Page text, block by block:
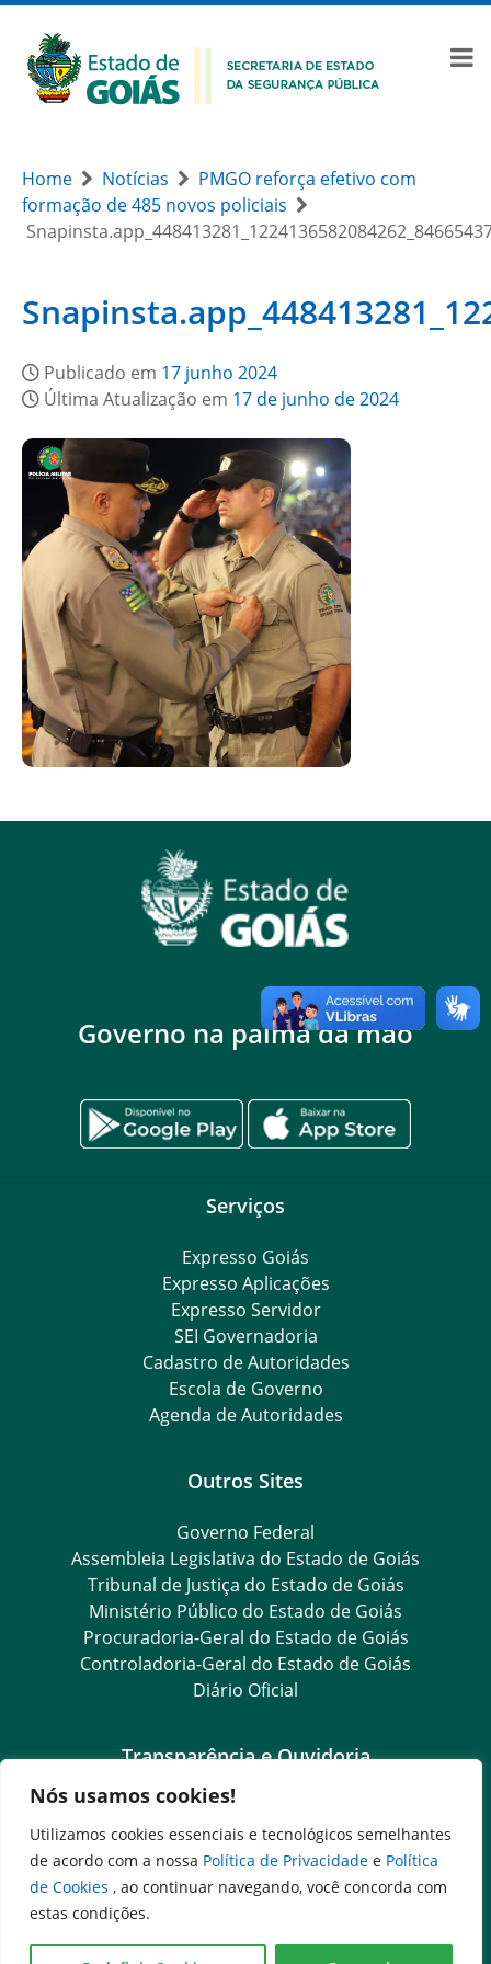
Nós usamos cookies!
Utilizamos cookies essenciais e tecnológicos semelhantes
de acordo com a nossa Política de Privacidade e Política
de Cookies , ao continuar navegando, você concorda com
estas condições.
Home Notícias
PMGO reforça efetivo com
formação de 485 novos policiais
Publicado em 17 junho 2024
Última Atualização em 17 de junho de 2024
Governo na palma da mão
Serviços
Expresso Goiás
Expresso Aplicações
Expresso Servidor
SEI Governadoria
Cadastro de Autoridades
Escola de Governo
Agenda de Autoridades
Outros Sites
Governo Federal
Assembleia Legislativa do Estado de Goiás
Tribunal de Justiça do Estado de Goiás
Ministério Público do Estado de Goiás
Procuradoria-Geral do Estado de Goiás
Controladoria-Geral do Estado de Goiás
Diário Oficial
Transparência e Ouvidoria
LGPD
Goiás Transparência
Dados Abertos Goiás
e-SIC
SIC – Serviço de Informação ao Cidadão
Ouvidoria Setorial (Expresso)